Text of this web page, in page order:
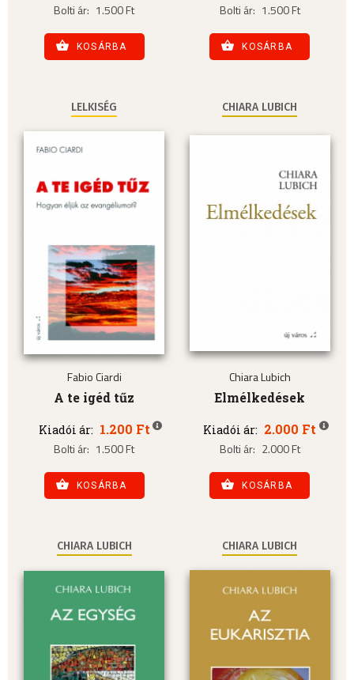
Bolti ár: 1.500 Ft
KOSÁRBA
Bolti ár: 1.500 Ft
KOSÁRBA
LELKISÉG
Fabio Ciardi
A te igéd tűz
Kiadói ár: 1.200 Ft
Bolti ár: 1.500 Ft
KOSÁRBA
CHIARA LUBICH
Chiara Lubich
Elmélkedések
Kiadói ár: 2.000 Ft
Bolti ár: 2.000 Ft
KOSÁRBA
CHIARA LUBICH CHIARA LUBICH